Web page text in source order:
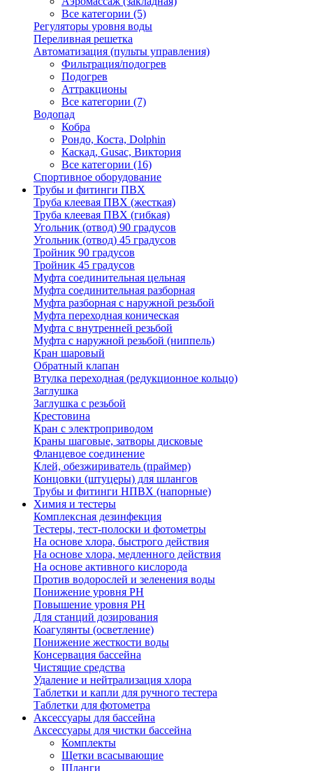
Все категории (5)
Регуляторы уровня воды
Переливная решетка
Автоматизация (пульты управления)
Фильтрация/подогрев
Подогрев
Аттракционы
Все категории (7)
Водопад
Кобра
Рондо, Коста, Dolphin
Каскад, Gusac, Виктория
Все категории (16)
Спортивное оборудование
Трубы и фитинги ПВХ
Труба клеевая ПВХ (жесткая)
Труба клеевая ПВХ (гибкая)
Угольник (отвод) 90 градусов
Угольник (отвод) 45 градусов
Тройник 90 градусов
Тройник 45 градусов
Муфта соединительная цельная
Муфта соединительная разборная
Муфта разборная с наружной резьбой
Муфта переходная коническая
Муфта с внутренней резьбой
Муфта с наружной резьбой (ниппель)
Кран шаровый
Обратный клапан
Втулка переходная (редукционное кольцо)
Заглушка
Заглушка с резьбой
Крестовина
Кран с электроприводом
Краны шаговые, затворы дисковые
Фланцевое соединение
Клей, обезжириватель (праймер)
Концовки (штуцеры) для шлангов
Трубы и фитинги НПВХ (напорные)
Химия и тестеры
Комплексная дезинфекция
Тестеры, тест-полоски и фотометры
На основе хлора, быстрого действия
На основе хлора, медленного действия
На основе активного кислорода
Против водорослей и зеленения воды
Понижение уровня РН
Повышение уровня РН
Для станций дозирования
Коагулянты (осветление)
Понижение жесткости воды
Консервация бассейна
Чистящие средства
Удаление и нейтрализация хлора
Таблетки и капли для ручного тестера
Таблетки для фотометра
Аксессуары для бассейна
Аксессуары для чистки бассейна
Комплекты
Щетки всасывающие
Шланги